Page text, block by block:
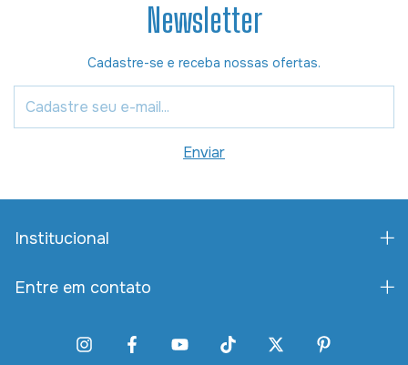
Newsletter
Cadastre-se e receba nossas ofertas.
Institucional
Entre em contato